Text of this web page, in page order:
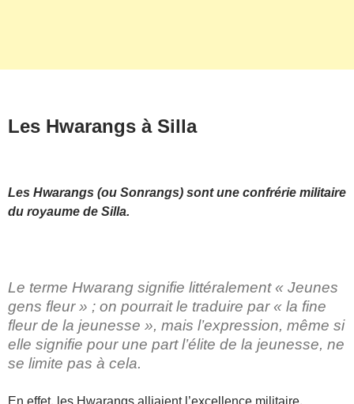
Les Hwarangs à Silla
Les Hwarangs (ou Sonrangs) sont une confrérie militaire
du royaume de Silla.
Le terme Hwarang signifie littéralement « Jeunes
gens fleur » ; on pourrait le traduire par « la fine
fleur de la jeunesse », mais l’expression, même si
elle signifie pour une part l’élite de la jeunesse, ne
se limite pas à cela.